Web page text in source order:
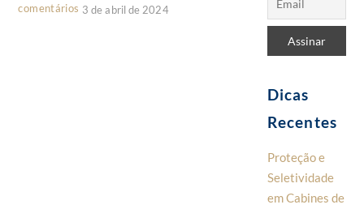
comentários 3 de abril de 2024
Dicas
Recentes
Proteção e
Seletividade
em Cabines de